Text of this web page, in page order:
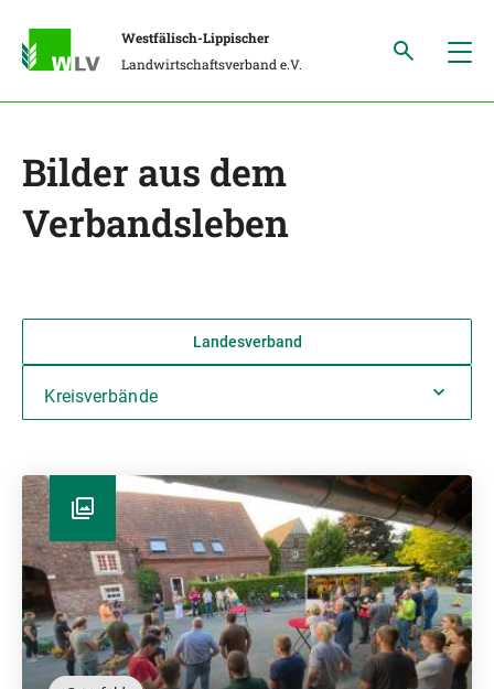
Westfälisch-Lippischer
Landwirtschaftsverband e.V.
Bilder aus dem
Verbandsleben
Landesverband
Kreisverbände